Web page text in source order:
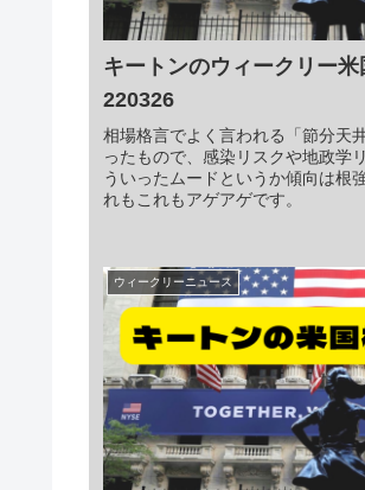
キートンのウィークリー
220326
相場格言でよく言われる「節分天
ったもので、感染リスクや地政学
ういったムードというか傾向は根
れもこれもアゲアゲです。
ウィークリーニュース